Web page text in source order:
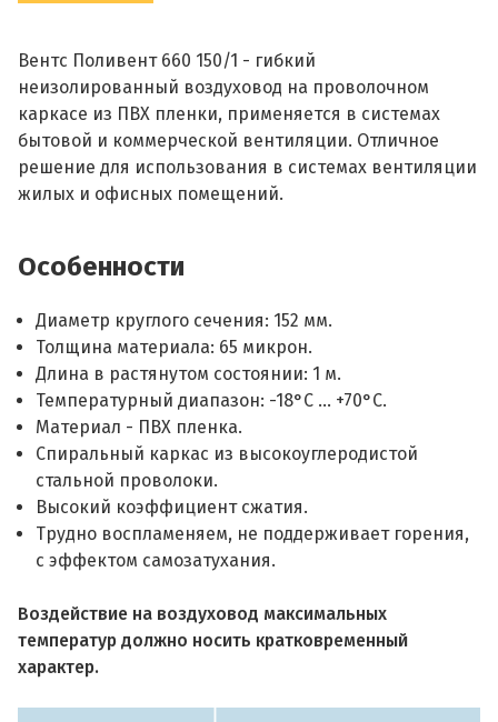
Вентс Поливент 660 150/1 - гибкий
неизолированный воздуховод на проволочном
каркасе из ПВХ пленки, применяется в системах
бытовой и коммерческой вентиляции. Отличное
решение для использования в системах вентиляции
жилых и офисных помещений.
Особенности
Диаметр круглого сечения: 152 мм.
Толщина материала: 65 микрон.
Длина в растянутом состоянии: 1 м.
Температурный диапазон: -18°С ... +70°С.
Материал - ПВХ пленка.
Спиральный каркас из высокоуглеродистой
стальной проволоки.
Высокий коэффициент сжатия.
Трудно воспламеняем, не поддерживает горения,
с эффектом самозатухания.
Воздействие на воздуховод максимальных
температур должно носить кратковременный
характер.